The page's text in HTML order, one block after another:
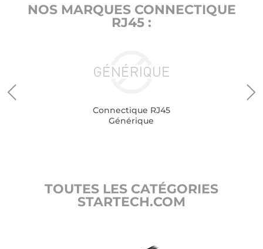
NOS MARQUES CONNECTIQUE
RJ45 :
Connectique RJ45
Générique
TOUTES LES CATÉGORIES
STARTECH.COM